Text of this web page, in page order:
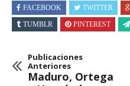
FACEBOOK TWITTER
TUMBLR
PINTEREST
Publicaciones
Anteriores
Maduro, Ortega